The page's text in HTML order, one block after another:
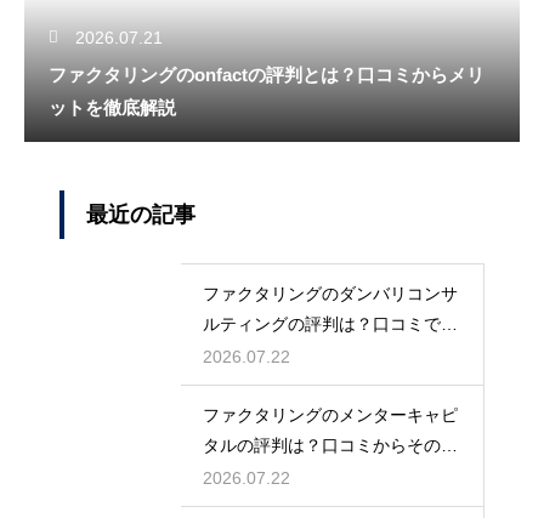
2026.07.21
ファクタリングのonfactの評判とは？口コミからメリ
ットを徹底解説
最近の記事
ファクタリングのダンバリコンサ
ルティングの評判は？口コミで実
態を解説
2026.07.22
ファクタリングのメンターキャピ
タルの評判は？口コミからその実
態を徹底解説
2026.07.22